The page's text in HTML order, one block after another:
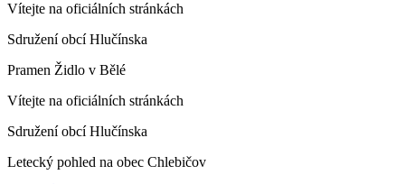
Vítejte na oficiálních stránkách
Sdružení obcí Hlučínska
Pramen Židlo v Bělé
Vítejte na oficiálních stránkách
Sdružení obcí Hlučínska
Letecký pohled na obec Chlebičov